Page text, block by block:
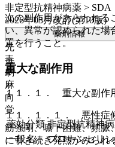
次の副作用があらわれる
い、異常が認められた場
置を行うこと。
重大な副作用
１１．１． 重大な副作
１１．１．１． 悪性症
筋強剛、嚥下困難、頻脈
に引き続き発熱がみられ
非定型抗精神病薬 > SDA
2026年03月改訂(第10版)
薬剤情報
先
毒
劇
麻
向
覚
薬効分類 非定型抗精神
一般名
ブロナンセリ